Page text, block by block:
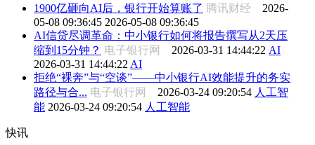
1900亿砸向AI后，银行开始算账了 腾讯财经 2026-
05-08 09:36:45 2026-05-08 09:36:45
AI信贷尽调革命：中小银行如何将报告撰写从2天压
缩到15分钟？ 电子银行网 2026-03-31 14:44:22 AI
2026-03-31 14:44:22 AI
拒绝“裸奔”与“空谈”——中小银行AI效能提升的务实
路径与合... 电子银行网 2026-03-24 09:20:54 人工智
能 2026-03-24 09:20:54 人工智能
快讯